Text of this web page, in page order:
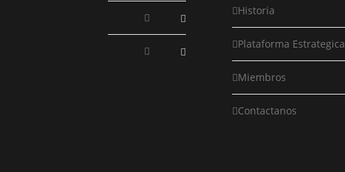
Historia
Plataforma Estrategica
Miembros
Contactanos